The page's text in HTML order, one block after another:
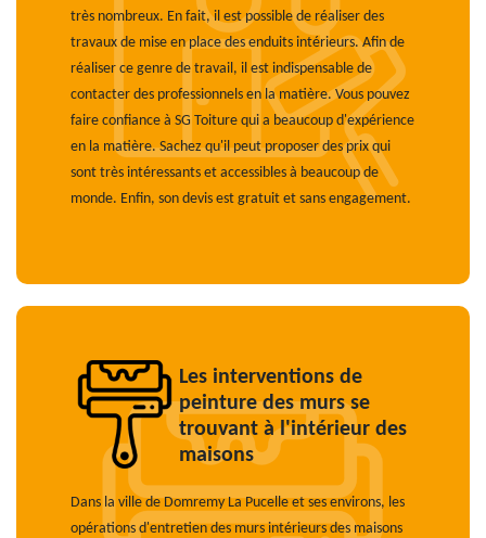
très nombreux. En fait, il est possible de réaliser des
travaux de mise en place des enduits intérieurs. Afin de
réaliser ce genre de travail, il est indispensable de
contacter des professionnels en la matière. Vous pouvez
faire confiance à SG Toiture qui a beaucoup d'expérience
en la matière. Sachez qu'il peut proposer des prix qui
sont très intéressants et accessibles à beaucoup de
monde. Enfin, son devis est gratuit et sans engagement.
Les interventions de
peinture des murs se
trouvant à l'intérieur des
maisons
Dans la ville de Domremy La Pucelle et ses environs, les
opérations d'entretien des murs intérieurs des maisons